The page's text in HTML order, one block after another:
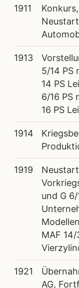
1911
1913
5/14 PS
14 PS
6/16 PS
16 PS
1914
1919
und G
MAF 14/
1921
AG,